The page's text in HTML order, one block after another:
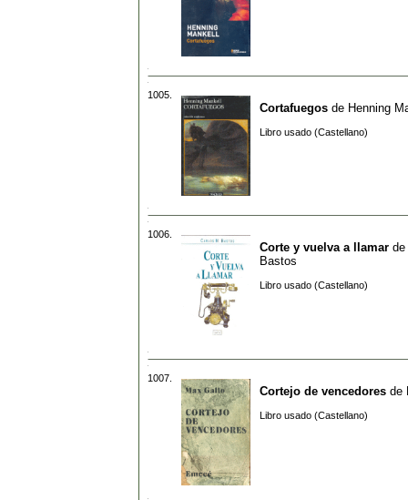
1005.
Cortafuegos de Henning
Libro usado (Castellano)
1006.
Corte y vuelva a llamar de
Bastos
Libro usado (Castellano)
1007.
Cortejo de vencedores de
Libro usado (Castellano)